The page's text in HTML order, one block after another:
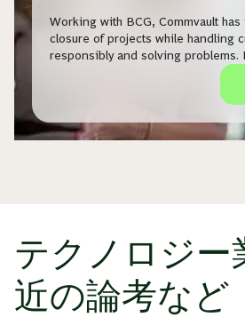
Working with BCG, Commvault
closure of projects while handling
responsibly and solving problems.
テクノロジ
近の論考など